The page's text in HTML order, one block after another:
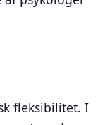
fleksibilitet. I